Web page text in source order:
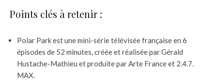
Points clés à retenir :
Polar Park est une mini-série télévisée française en 6
épisodes de 52 minutes, créée et réalisée par Gérald
Hustache-Mathieu et produite par Arte France et 2.4.7.
MAX.